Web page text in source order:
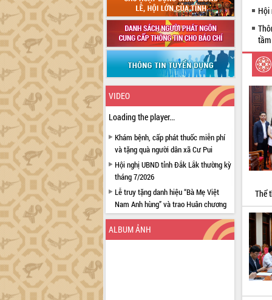
VIDEO
Loading the player...
Khám bệnh, cấp phát thuốc miễn phí
và tặng quà người dân xã Cư Pui
Hội nghị UBND tỉnh Đắk Lắk thường kỳ
tháng 7/2026
Lễ truy tặng danh hiệu “Bà Mẹ Việt
Nam Anh hùng” và trao Huân chương
Lao động
UBND tỉnh Đắk Lắk triển khai nhiệm
vụ 6 tháng cuối năm 2026
ALBUM ẢNH
Hội
Thể